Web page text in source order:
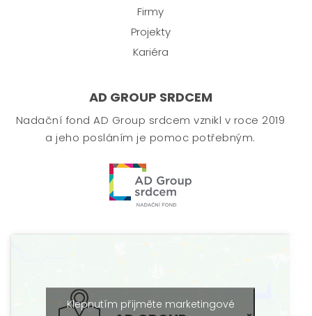
Firmy
Projekty
Kariéra
AD GROUP SRDCEM
Nadační fond AD Group srdcem vznikl v roce 2019
a jeho posláním je pomoc potřebným.
Klepnutím přijměte marketingové